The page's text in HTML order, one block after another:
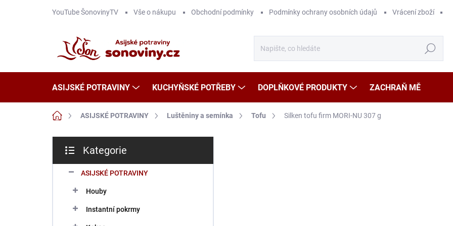
YouTube ŠonovinyTV Vše o nákupu Obchodní podmínky Podmínky ochrany osobních údajů Vrácení zboží
Hledat
ASIJSKÉ POTRAVINY KUCHYŇSKÉ POTŘEBY DOPLŇKOVÉ PRODUKTY ZACHRAŇ MĚ
Domů ASIJSKÉ POTRAVINY Luštěniny a semínka Tofu Silken tofu firm MORI-NU 307 g
s
kategorie
Kategorie
ASIJSKÉ POTRAVINY
Houby
Instantní pokrmy